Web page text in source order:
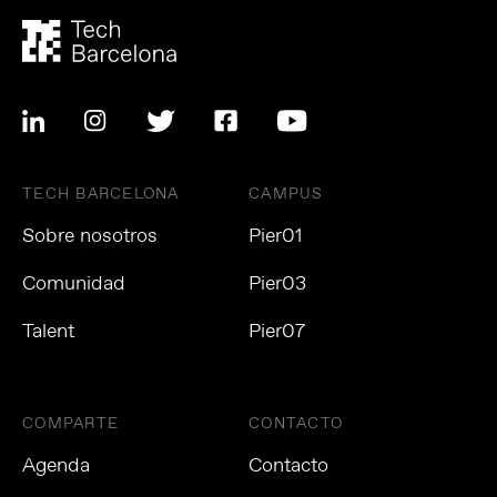
TECH BARCELONA
Sobre nosotros
Comunidad
Talent
CAMPUS
Pier01
Pier03
Pier07
COMPARTE
Agenda
CONTACTO
Contacto